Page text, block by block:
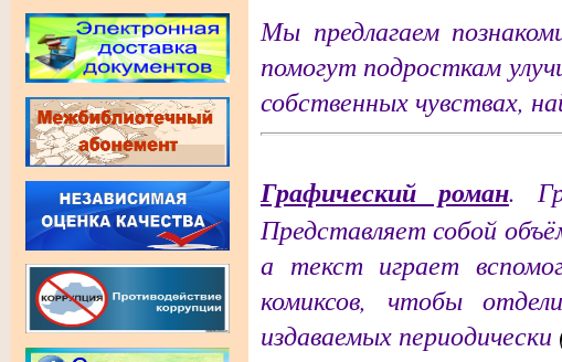
Мы предлагаем
помогут подросткам
собственных чувствах,
Графический роман.
Представляет собой
а текст играет
комиксов, чтобы
издаваемых периодически